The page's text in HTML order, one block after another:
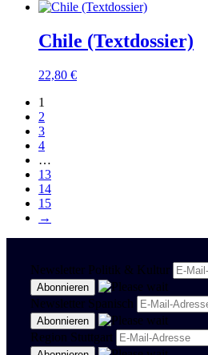
Chile (Textdossier)
22,80 €
1
2
3
4
…
13
14
15
→
Newsletter Politik & Kultur
Newsletter Spanisch
Region Stuttgart